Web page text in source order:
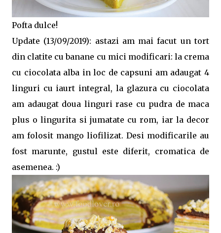
Pofta dulce!
Update (13/09/2019): astazi am mai facut un tort
din clatite cu banane cu mici modificari: la crema
cu ciocolata alba in loc de capsuni am adaugat 4
linguri cu iaurt integral, la glazura cu ciocolata
am adaugat doua linguri rase cu pudra de maca
plus o lingurita si jumatate cu rom, iar la decor
am folosit mango liofilizat. Desi modificarile au
fost marunte, gustul este diferit, cromatica de
asemenea. :)